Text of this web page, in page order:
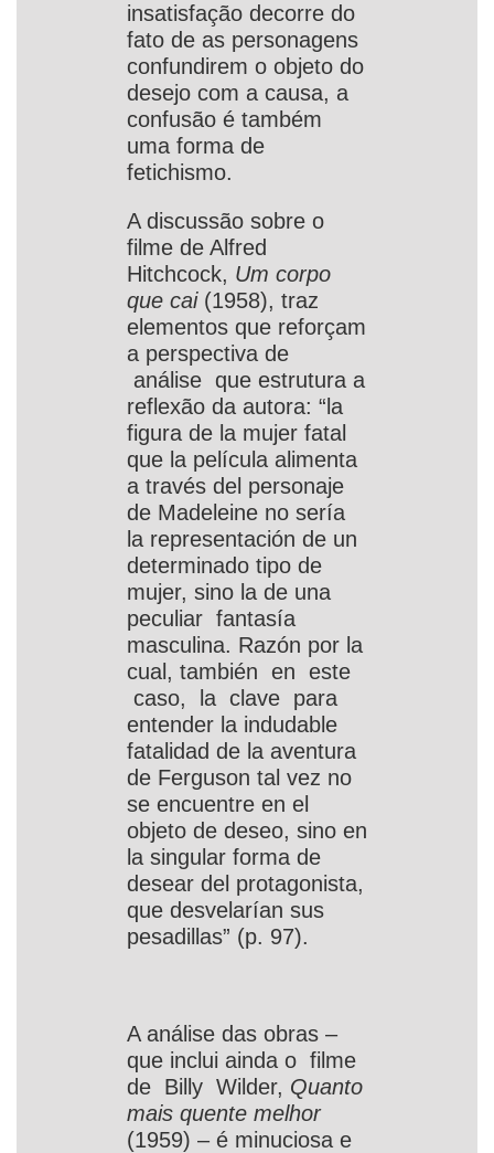
insatisfação decorre do
fato de as personagens
confundirem o objeto do
desejo com a causa, a
confusão é também
uma forma de
fetichismo.
A discussão sobre o
filme de Alfred
Hitchcock, Um corpo
que cai (1958), traz
elementos que reforçam
a perspectiva de
análise que estrutura a
reflexão da autora: “la
figura de la mujer fatal
que la película alimenta
a través del personaje
de Madeleine no sería
la representación de un
determinado tipo de
mujer, sino la de una
peculiar fantasía
masculina. Razón por la
cual, también en este
caso, la clave para
entender la indudable
fatalidad de la aventura
de Ferguson tal vez no
se encuentre en el
objeto de deseo, sino en
la singular forma de
desear del protagonista,
que desvelarían sus
pesadillas” (p. 97).
A análise das obras –
que inclui ainda o filme
de Billy Wilder, Quanto
mais quente melhor
(1959) – é minuciosa e